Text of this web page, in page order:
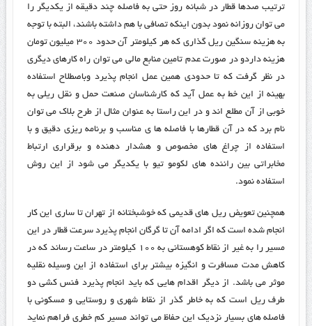
ترتیب صدها قطار در شبانه روز حتی به فاصله چند دقیقه از یکدیگر را
می توان روزانه نمود بدون اینکه تصافی با هم داشته باشند، البته با توجه
به هزینه سنگین ریل گذاری که هر کیلومتر آن حدود ۳۰۰ میلیون تومان
هزینه داردو در صورت عدم تامین منابع مالی می توان راه کارهای دیگری
در نظر گرفت که تا حدودی همین عمل انجام پذیرد وباصطلاح استفاده
بهینه از این خط به عمل آید که کارشناسان صنعت حمل و نقل ریلی به
خوبی از آن مطلع اند و در این راستا به عنوان مثال از طرح بلاک می توان
نام برد که در آن قطارها با فاصله ها ی مناسب و برنامه ریزی دقیق و با
استفاده از چراغ های مخصوص و هشدار دهنده و برقراری ارتباط
مخابراتی بین راننده های لکومو تیو با یکدیگر می شود از این روش
استفاده نمود.
همچنین تعویض ریل های قدیمی که خوشبختانه از تهران تا ساری این کار
انجام شده است که اگر ادامه آن تا گرگان انجام پذیرد سرعت قطار در این
مسیر را به غیر از نقاط کوهستانی به ۱۰۰ کیلومتر در ساعت رساند که در
کاهش مدت مسافرت و انگیزه بیشتر برای استفاده از این وسیله نقلیه
موثر می باشد. از دیگر اقدام هایی که باید انجام پذیرد فنس کشی دو
طرف ریل است که به خاطر گذر از نقاط شهری و روستایی و مسکونی با
فاصله های بسیار نزدیک این حفاظ می تواند مسیر کم خطری فراهم نماید